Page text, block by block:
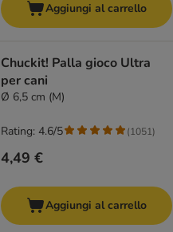
Aggiungi al carrello
Chuckit! Palla gioco Ultra
per cani
Ø 6,5 cm (M)
4,49 €
Rating: 4.6/5 (1051)
Aggiungi al carrello